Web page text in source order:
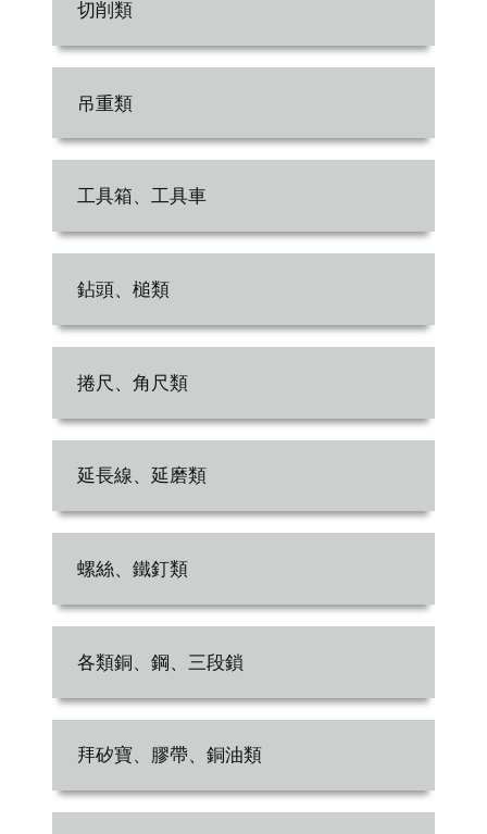
切削類
吊重類
工具箱、工具車
鉆頭、槌類
捲尺、角尺類
延長線、延磨類
螺絲、鐵釘類
各類銅、鋼、三段鎖
拜矽寶、膠帶、銅油類